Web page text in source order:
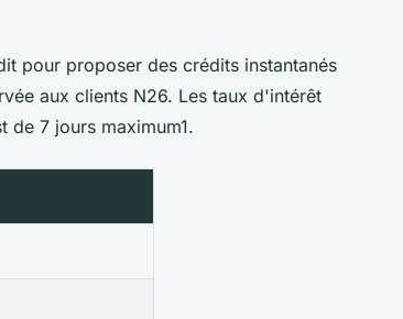
pour proposer des crédits instantanés
aux clients N26. Les taux d'intérêt
de 7 jours maximum1.